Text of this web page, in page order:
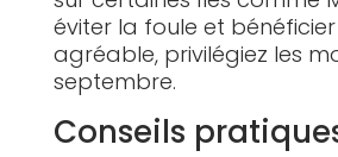
éviter la foule et
agréable, privilégiez les
septembre.
Conseils